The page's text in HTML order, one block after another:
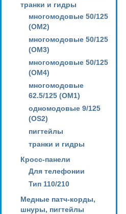
транки и гидры
многомодовые 50/125
(OM2)
многомодовые 50/125
(OM3)
многомодовые 50/125
(OM4)
многомодовые
62.5/125 (OM1)
одномодовые 9/125
(OS2)
пигтейлы
транки и гидры
Кросс-панели
Для телефонии
Тип 110/210
Медные патч-корды,
шнуры, пигтейлы